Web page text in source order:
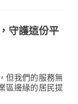
守護這份平
但我們的服務無
區邊緣的居民提